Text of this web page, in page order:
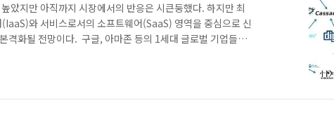
았지만 아직까지 시장에서의 반응은 시큰둥했다. 하지만 최
와 서비스로서의 소프트웨어(SaaS) 영역을 중심으로 신
격화될 전망이다. 구글, 아마존 등의 1세대 글로벌 기업들은
로 클라우드 컴퓨팅을 구현했다. 페이스북과 트위터가 쓰고
른 개념인데, 분산환경에서 적용하기 어려운 속성들